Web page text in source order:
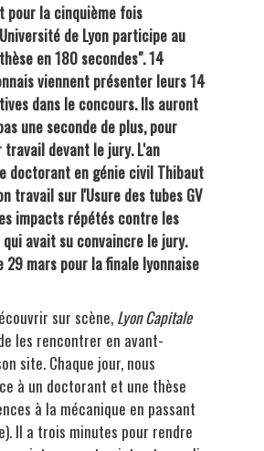
pour la cinquième fois
de Lyon participe au
en 180 secondes". 14
viennent présenter leurs 14
dans le concours. Ils auront
une seconde de plus, pour
devant le jury. L'an
doctorant en génie civil Thibaut
travail sur l'Usure des tubes GV
impacts répétés contre les
avait su convaincre le jury.
29 mars pour la finale lyonnaise
sur scène, Lyon Capitale
les rencontrer en avant-
site. Chaque jour, nous
à un doctorant et une thèse
à la mécanique en passant
Il a trois minutes pour rendre